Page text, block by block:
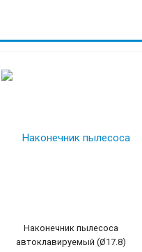
Наконечник пылесоса
автоклавируемый (Ø17.8)